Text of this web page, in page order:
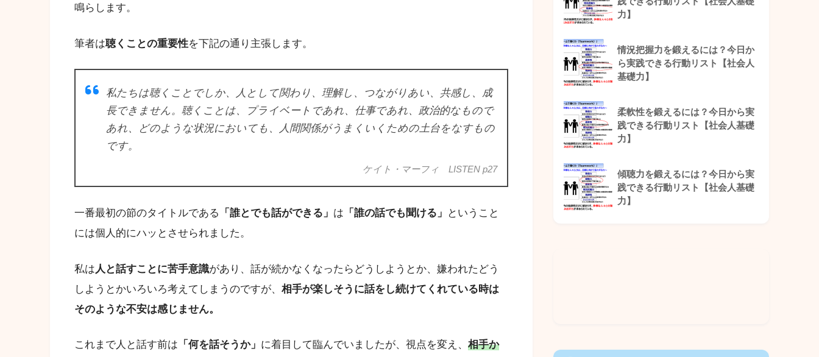
鳴らします。
筆者は聴くことの重要性を下記の通り主張します。
私たちは聴くことでしか、人として関わり、理解し、つながりあい、共感し、成
長できません。聴くことは、プライベートであれ、仕事であれ、政治的なもので
あれ、どのような状況においても、人間関係がうまくいくための土台をなすもの
です。
ケイト・マーフィ LISTEN p27
一番最初の節のタイトルである 「誰とでも話ができる」 は 「誰の話でも聞ける」
ということ
には個人的にハッとさせられました。
私は 人と話すことに苦手意識があり、話が続かなくなったらどうしようとか、嫌われたどう
しようとかいろいろ考えてしまうのですが、 相手が楽しそうに話をし続けてくれている時は
そのような不安は感じません。
これまで人と話す前は 「何を話そうか」 に着目して臨んでいましたが、視点を変え、 相手か
力】
情況把握力を鍛えるには？今日か
ら実践できる行動リスト【社会人
基礎力】
柔軟性を鍛えるには？今日から実
践できる行動リスト【社会人基礎
力】
傾聴力を鍛えるには？今日から実
践できる行動リスト【社会人基礎
力】